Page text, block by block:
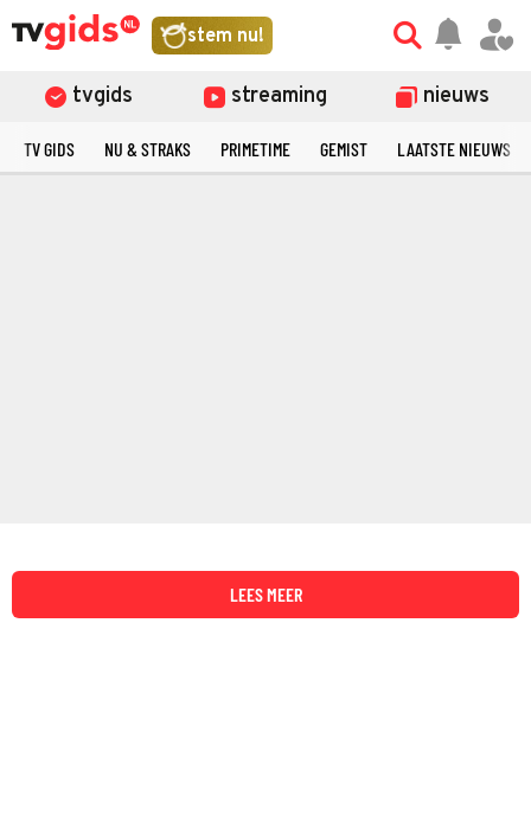
stem nu!
tvgids streaming nieuws
TV GIDS NU & STRAKS PRIMETIME GEMIST LAATSTE NIEUWS
LEES MEER